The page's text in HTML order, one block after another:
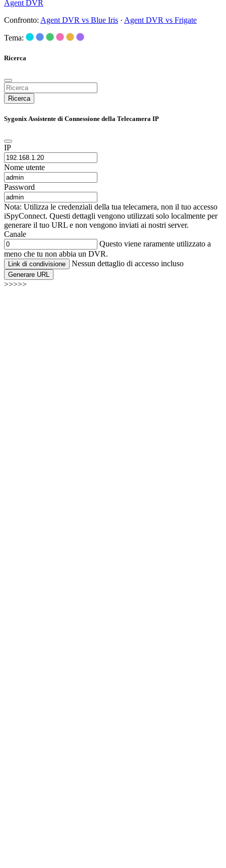
Agent DVR
Confronto: Agent DVR vs Blue Iris · Agent DVR vs Frigate
Tema:
Ricerca
Ricerca
Sygonix Assistente di Connessione della Telecamera IP
IP
Nome utente
Password
Nota: Utilizza le credenziali della tua telecamera, non il tuo accesso
iSpyConnect. Questi dettagli vengono utilizzati solo localmente per
generare il tuo URL e non vengono inviati ai nostri server.
Canale
Questo viene raramente utilizzato a
meno che tu non abbia un DVR.
Link di condivisione Nessun dettaglio di accesso incluso
Generare URL
>>>>>